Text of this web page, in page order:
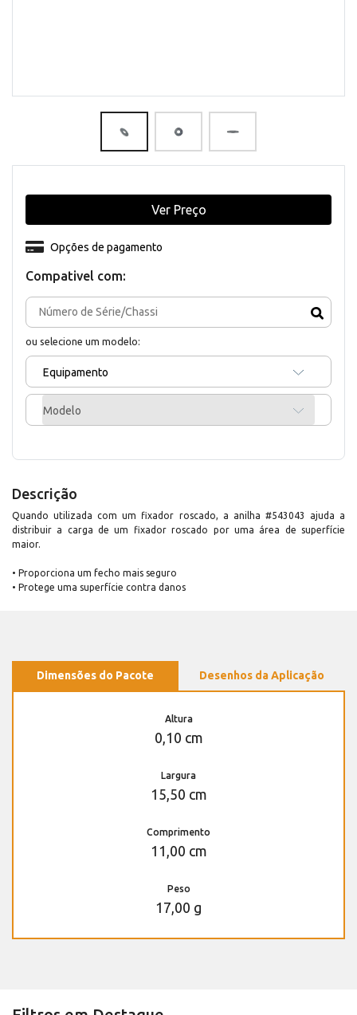
Compativel com:
ou selecione um modelo:
Equipamento
Modelo
Opções de pagamento
Ver Preço
Descrição
Quando utilizada com um fixador roscado, a anilha #543043 ajuda a
distribuir a carga de um fixador roscado por uma área de superfície
maior.
• Proporciona um fecho mais seguro
• Protege uma superfície contra danos
Dimensões do Pacote Desenhos da Aplicação
Altura
0,10 cm
Largura
15,50 cm
Comprimento
11,00 cm
Peso
17,00 g